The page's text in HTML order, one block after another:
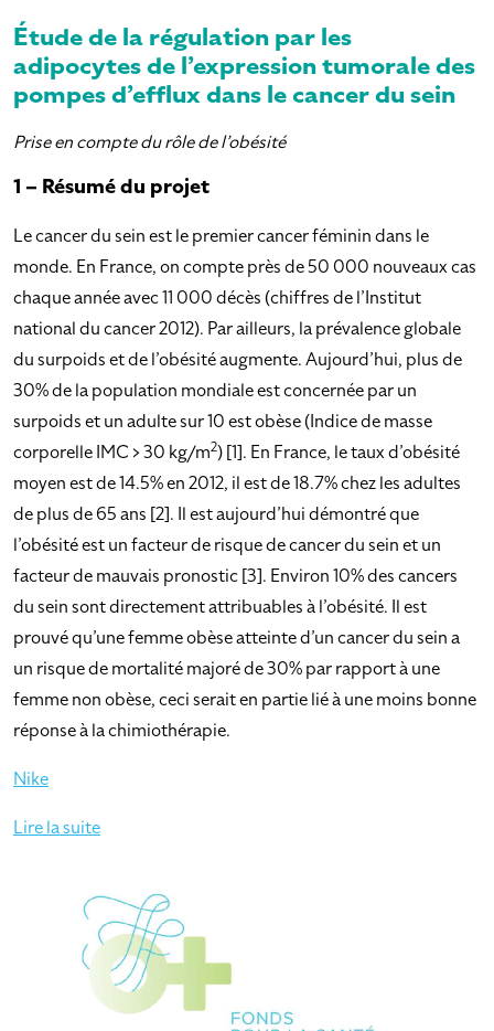
Étude de la régulation par les
adipocytes de l’expression tumorale des
pompes d’efflux dans le cancer du sein
Prise en compte du rôle de l’obésité
1 – Résumé du projet
Le cancer du sein est le premier cancer féminin dans le
monde. En France, on compte près de 50 000 nouveaux cas
chaque année avec 11 000 décès (chiffres de l’Institut
national du cancer 2012). Par ailleurs, la prévalence globale
du surpoids et de l’obésité augmente. Aujourd’hui, plus de
30% de la population mondiale est concernée par un
surpoids et un adulte sur 10 est obèse (Indice de masse
corporelle IMC > 30 kg/m2) [1]. En France, le taux d’obésité
moyen est de 14.5% en 2012, il est de 18.7% chez les adultes
de plus de 65 ans [2]. Il est aujourd’hui démontré que
l’obésité est un facteur de risque de cancer du sein et un
facteur de mauvais pronostic [3]. Environ 10% des cancers
du sein sont directement attribuables à l’obésité. Il est
prouvé qu’une femme obèse atteinte d’un cancer du sein a
un risque de mortalité majoré de 30% par rapport à une
femme non obèse, ceci serait en partie lié à une moins bonne
réponse à la chimiothérapie.
Nike
Lire la suite